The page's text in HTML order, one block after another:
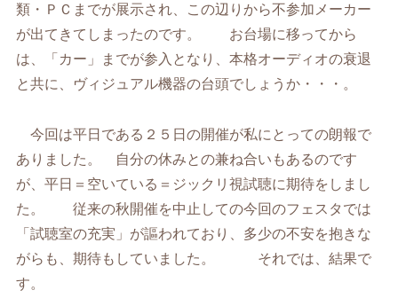
類・ＰＣまでが展示され、この辺りから不参加メーカー
が出てきてしまったのです。 お台場に移ってから
は、「カー」までが参入となり、本格オーディオの衰退
と共に、ヴィジュアル機器の台頭でしょうか・・・。
今回は平日である２５日の開催が私にとっての朗報で
ありました。 自分の休みとの兼ね合いもあるのです
が、平日＝空いている＝ジックリ視試聴に期待をしまし
た。 従来の秋開催を中止しての今回のフェスタでは
「試聴室の充実」が謳われており、多少の不安を抱きな
がらも、期待もしていました。 それでは、結果で
す。